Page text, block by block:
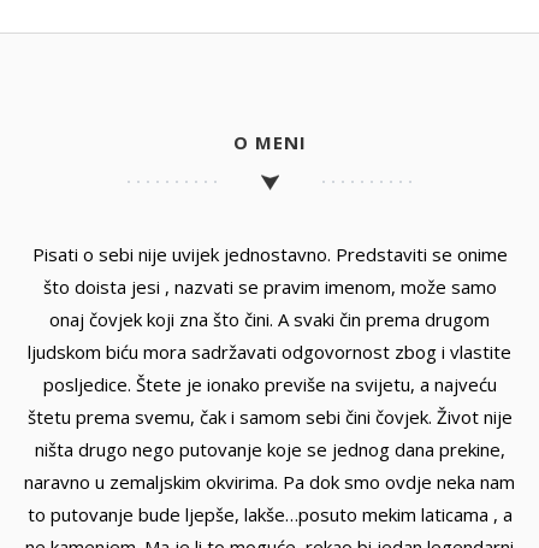
O MENI
Pisati o sebi nije uvijek jednostavno. Predstaviti se onime
što doista jesi , nazvati se pravim imenom, može samo
onaj čovjek koji zna što čini. A svaki čin prema drugom
ljudskom biću mora sadržavati odgovornost zbog i vlastite
posljedice. Štete je ionako previše na svijetu, a najveću
štetu prema svemu, čak i samom sebi čini čovjek. Život nije
ništa drugo nego putovanje koje se jednog dana prekine,
naravno u zemaljskim okvirima. Pa dok smo ovdje neka nam
to putovanje bude ljepše, lakše…posuto mekim laticama , a